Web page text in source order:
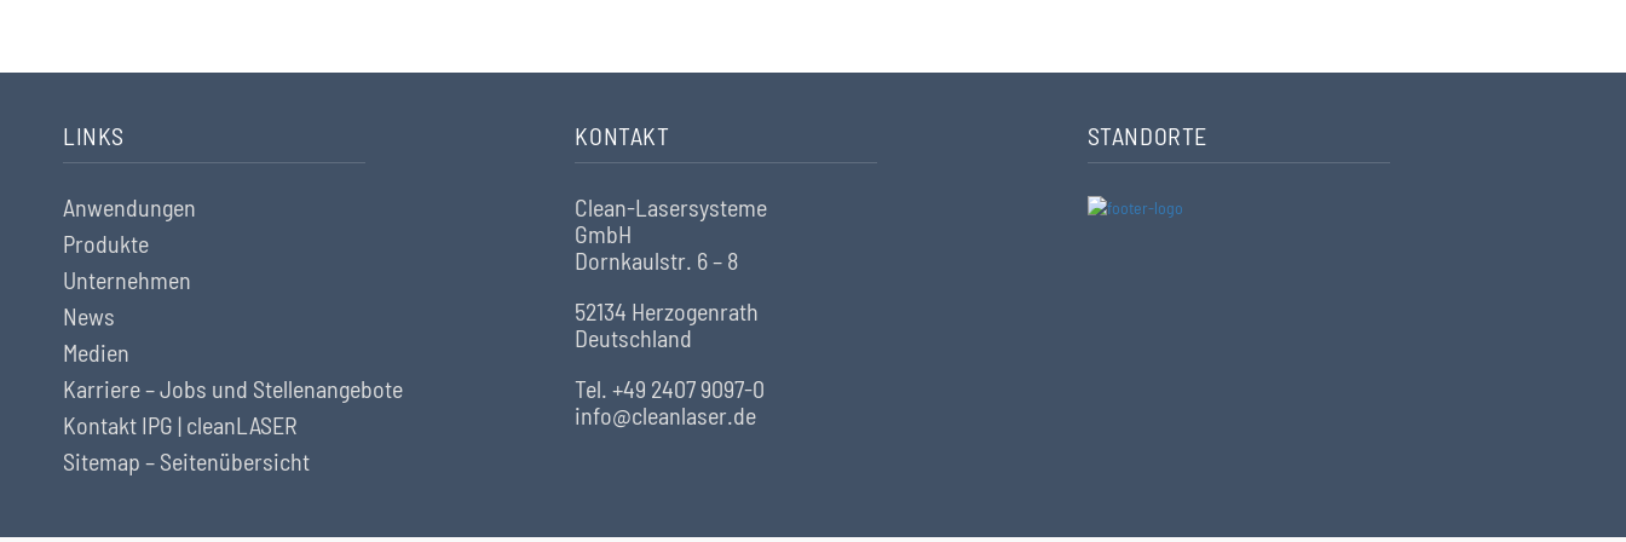
LINKS
Anwendungen
Produkte
Unternehmen
News
Medien
Karriere – Jobs und Stellenangebote
Kontakt IPG | cleanLASER
Sitemap – Seitenübersicht
KONTAKT
Clean-Lasersysteme
GmbH
Dornkaulstr. 6 – 8
52134 Herzogenrath
Deutschland
Tel. +49 2407 9097-0
info@cleanlaser.de
STANDORTE